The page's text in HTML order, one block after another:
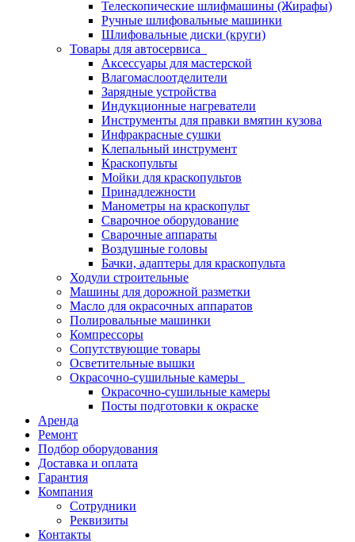
Телескопические шлифмашины (Жирафы)
Ручные шлифовальные машинки
Шлифовальные диски (круги)
Товары для автосервиса
Аксессуары для мастерской
Влагомаслоотделители
Зарядные устройства
Индукционные нагреватели
Инструменты для правки вмятин кузова
Инфракрасные сушки
Клепальный инструмент
Краскопульты
Мойки для краскопультов
Принадлежности
Манометры на краскопульт
Сварочное оборудование
Сварочные аппараты
Воздушные головы
Бачки, адаптеры для краскопульта
Ходули строительные
Машины для дорожной разметки
Масло для окрасочных аппаратов
Полировальные машинки
Компрессоры
Сопутствующие товары
Осветительные вышки
Окрасочно-сушильные камеры
Окрасочно-сушильные камеры
Посты подготовки к окраске
Аренда
Ремонт
Подбор оборудования
Доставка и оплата
Гарантия
Компания
Сотрудники
Реквизиты
Контакты